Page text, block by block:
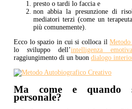
presto o tardi lo faccia e
non abbia la presunzione di
mediatori terzi (come un
più comunemente).
Ecco lo spazio in cui si colloca il
lo sviluppo dell’intelligenza emotiva
raggiungimento di un buon dialogo
Ma come e quando
personale?